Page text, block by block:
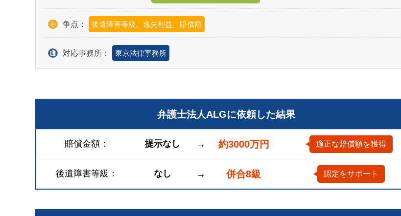
争点： 後遺障害等級、逸失利益、賠償額
対応事務所： 東京法律事務所
弁護士法人ALGに依頼した結果
賠償金額 提示なし → 約3000万円 適正な賠償額を獲得
後遺障害等級 なし → 併合8級 認定をサポート